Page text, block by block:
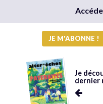
JE M'ABONNE !
Je
dernier